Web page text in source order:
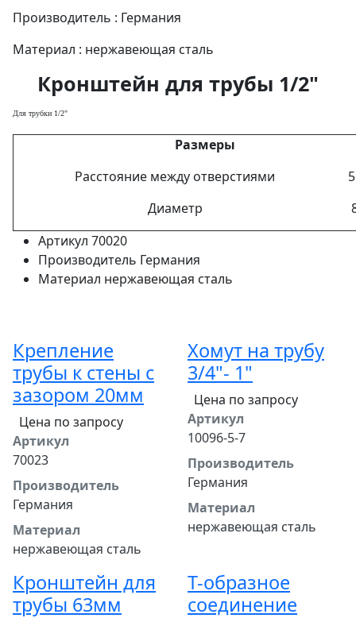
Производитель : Германия
Материал : нержавеющая сталь
Кронштейн для трубы 1/2"
Для трубки 1/2"
Размеры
Расстояние между отверстиями
Диаметр
Артикул 70020
Производитель Германия
Материал нержавеющая сталь
Крепление
трубы к стены с
зазором 20мм
Цена по запросу
Артикул
70023
Производитель
Германия
Материал
нержавеющая сталь
Хомут на трубу
3/4"- 1"
Цена по запросу
Артикул
10096-5-7
Производитель
Германия
Материал
нержавеющая сталь
Кронштейн для
трубы 63мм
Т-образное
соединение